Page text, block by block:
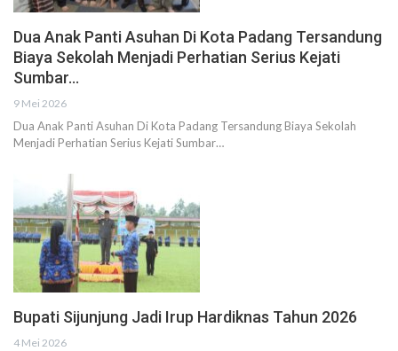
Dua Anak Panti Asuhan Di Kota Padang Tersandung
Biaya Sekolah Menjadi Perhatian Serius Kejati
Sumbar…
9 Mei 2026
Dua Anak Panti Asuhan Di Kota Padang Tersandung Biaya Sekolah
Menjadi Perhatian Serius Kejati Sumbar…
Bupati Sijunjung Jadi Irup Hardiknas Tahun 2026
4 Mei 2026